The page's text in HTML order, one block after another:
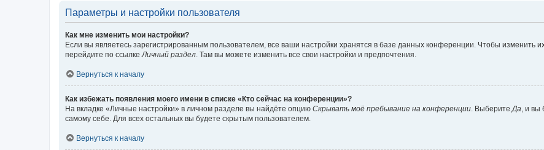
Параметры и настройки пользователя
Как мне изменить мои настройки?
Если вы являетесь зарегистрированным пользователем, все ваши настройки хранятся в базе данных конференции. Чтобы изменить
перейдите по ссылке Личный раздел . Там вы можете изменить все свои настройки и предпочтения.
Вернуться к началу
Как избежать появления моего имени в списке «Кто сейчас на конференции»?
На вкладке «Личные настройки» в личном разделе вы найдёте опцию Скрывать моё пребывание на конференции . Выберите Да , и
самому себе. Для всех остальных вы будете скрытым пользователем.
Вернуться к началу